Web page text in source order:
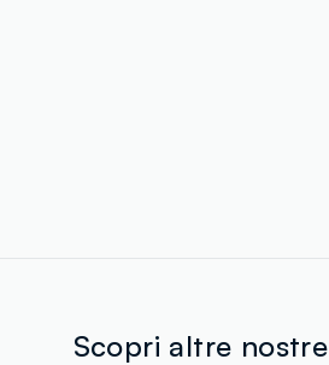
Scopri altre